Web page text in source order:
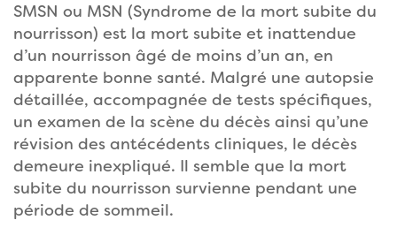
SMSN ou MSN (Syndrome de la mort subite du
nourrisson) est la mort subite et inattendue
d’un nourrisson âgé de moins d’un an, en
apparente bonne santé. Malgré une autopsie
détaillée, accompagnée de tests spécifiques,
un examen de la scène du décès ainsi qu’une
révision des antécédents cliniques, le décès
demeure inexpliqué. Il semble que la mort
subite du nourrisson survienne pendant une
période de sommeil.